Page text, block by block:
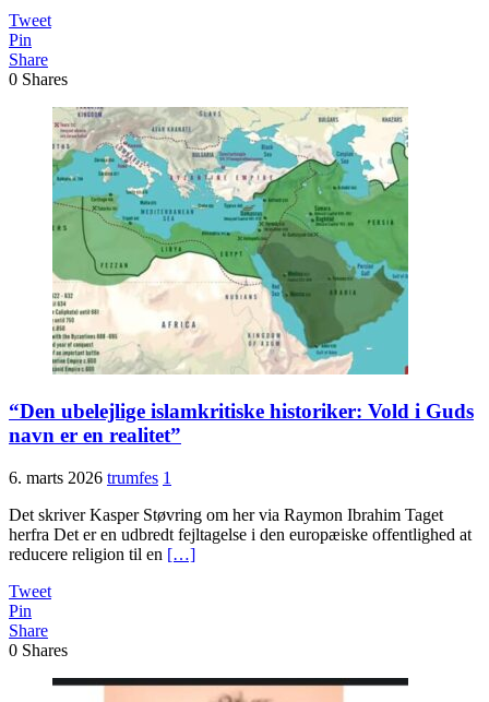
Tweet
Pin
Share
0 Shares
“Den ubelejlige islamkritiske historiker: Vold i Guds
navn er en realitet”
6. marts 2026 trumfes 1
Det skriver Kasper Støvring om her via Raymon Ibrahim Taget
herfra Det er en udbredt fejltagelse i den europæiske offentlighed at
reducere religion til en […]
Tweet
Pin
Share
0 Shares